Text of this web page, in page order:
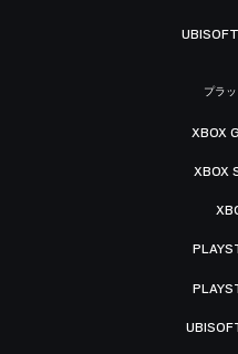
プラ
XBOX
XBOX